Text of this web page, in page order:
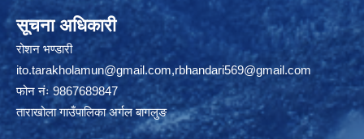
सूचना अधिकारी
रोशन भण्डारी
ito.tarakholamun@gmail.com,rbhandari569@gmail.com
फोन नंः 9867689847
ताराखोला गाउँपालिका अर्गल बागलुङ